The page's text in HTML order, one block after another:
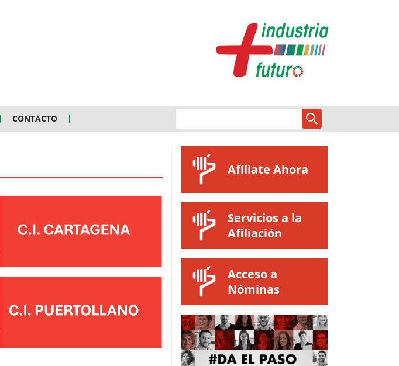
CONTACTO
Afíliate Ahora
Servicios a la
Afiliación
Acceso a
Nóminas